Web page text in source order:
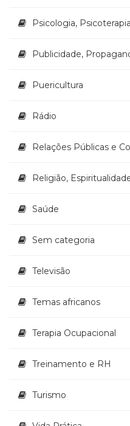
Psicologia, Psicoterapia
Publicidade,
Puericultura
Rádio
Relações Públicas e
Religião,
Saúde
Sem categoria
Televisão
Temas africanos
Terapia Ocupacional
Treinamento e RH
Turismo